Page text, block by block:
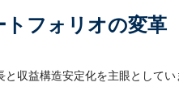
トフォリオの変革
と収益構造安定化を主眼として